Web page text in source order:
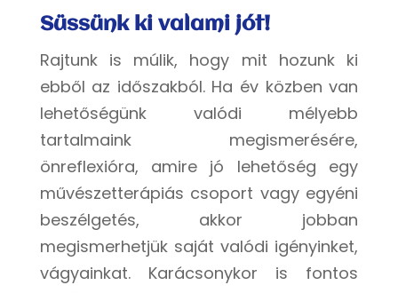
Süssünk ki valami jót!
Rajtunk is múlik, hogy mit hozunk ki
ebből az időszakból. Ha év közben van
lehetőségünk valódi mélyebb
tartalmaink megismerésére,
önreflexióra, amire jó lehetőség egy
művészetterápiás csoport vagy egyéni
beszélgetés, akkor jobban
megismerhetjük saját valódi igényinket,
vágyainkat. Karácsonykor is fontos